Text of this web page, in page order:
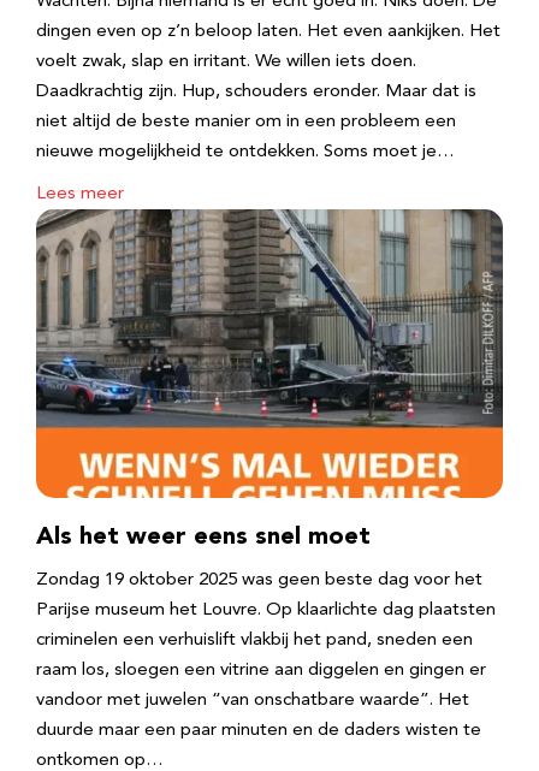
dingen even op z’n beloop laten. Het even aankijken. Het
voelt zwak, slap en irritant. We willen iets doen.
Daadkrachtig zijn. Hup, schouders eronder. Maar dat is
niet altijd de beste manier om in een probleem een
nieuwe mogelijkheid te ontdekken. Soms moet je…
Lees meer
Als het weer eens snel moet
Zondag 19 oktober 2025 was geen beste dag voor het
Parijse museum het Louvre. Op klaarlichte dag plaatsten
criminelen een verhuislift vlakbij het pand, sneden een
raam los, sloegen een vitrine aan diggelen en gingen er
vandoor met juwelen “van onschatbare waarde”. Het
duurde maar een paar minuten en de daders wisten te
ontkomen op…